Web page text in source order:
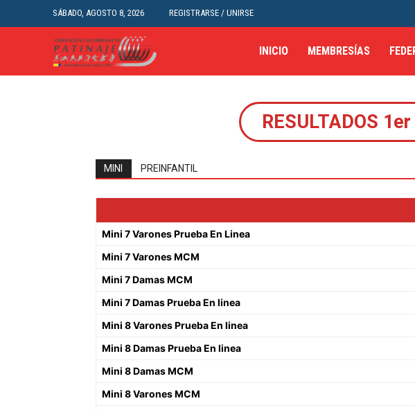
SÁBADO, AGOSTO 8, 2026 REGISTRARSE / UNIRSE
INICIO MEMBRESÍAS
RESULTADOS
MINI PREINFANTIL
Mini 7 Varones Prueba En Linea
Mini 7 Varones MCM
Mini 7 Damas MCM
Mini 7 Damas Prueba En linea
Mini 8 Varones Prueba En linea
Mini 8 Damas Prueba En linea
Mini 8 Damas MCM
Mini 8 Varones MCM